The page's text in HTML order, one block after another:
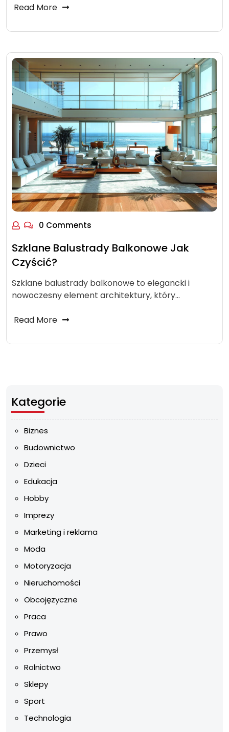
Read More
0 Comments
Szklane Balustrady Balkonowe Jak
Czyścić?
Szklane balustrady balkonowe to elegancki i
nowoczesny element architektury, który…
Read More
Kategorie
Biznes
Budownictwo
Dzieci
Edukacja
Hobby
Imprezy
Marketing i reklama
Moda
Motoryzacja
Nieruchomości
Obcojęzyczne
Praca
Prawo
Przemysł
Rolnictwo
Sklepy
Sport
Technologia